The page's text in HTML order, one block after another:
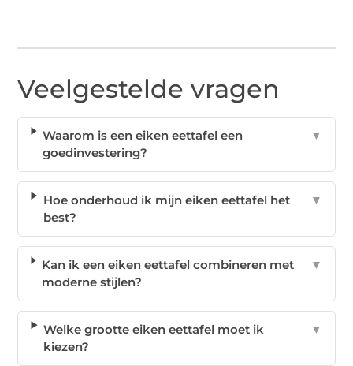
Veelgestelde vragen
Waarom is een eiken eettafel een
goedinvestering?
▼
Hoe onderhoud ik mijn eiken eettafel het
best?
▼
Kan ik een eiken eettafel combineren met
moderne stijlen?
▼
Welke grootte eiken eettafel moet ik
kiezen?
▼